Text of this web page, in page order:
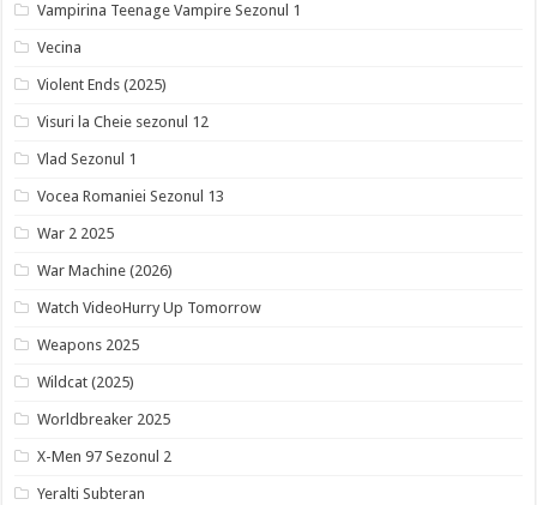
Vampirina Teenage Vampire Sezonul 1
Vecina
Violent Ends (2025)
Visuri la Cheie sezonul 12
Vlad Sezonul 1
Vocea Romaniei Sezonul 13
War 2 2025
War Machine (2026)
Watch VideoHurry Up Tomorrow
Weapons 2025
Wildcat (2025)
Worldbreaker 2025
X-Men 97 Sezonul 2
Yeralti Subteran